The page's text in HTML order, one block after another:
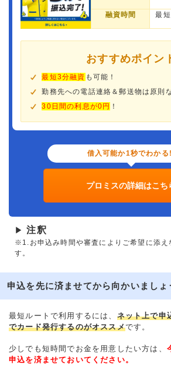
融資時間 最
おすすめポイン
最短3分融資 も可能！
勤務先への電話連絡＆郵送物は原則
30日間の利息が0円 ！
借入可能か1秒でわかる
プロミスの詳細はこち
▶ 注釈
※1.お申込み時間や審査によりご希望に添え
す。
申込を先に済ませてから向かいましょ
最短ルートで利用するには、 ネット上で申
でカード発行するのがオススメです。
少しでも短時間でお金を用意したい方は、
申込を済ませておいてください。